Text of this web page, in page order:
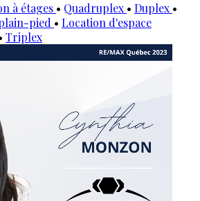
à étages • Quadruplex • Duplex •
pied • Location d'espace
Triplex